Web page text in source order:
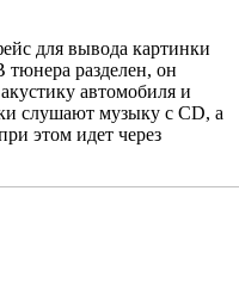
для вывода картинки
разделен, он
автомобиля и
слушают музыку с CD, а
этом идет через